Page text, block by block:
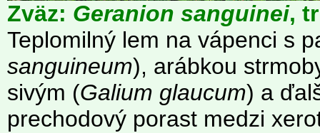
Zväz: Geranion sanguinei,
Teplomilný lem na vápenci s
sanguineum), arábkou
sivým (Galium glaucum) a
prechodový porast medzi